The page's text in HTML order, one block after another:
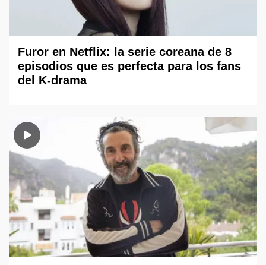
Furor en Netflix: la serie coreana de 8
episodios que es perfecta para los fans
del K-drama